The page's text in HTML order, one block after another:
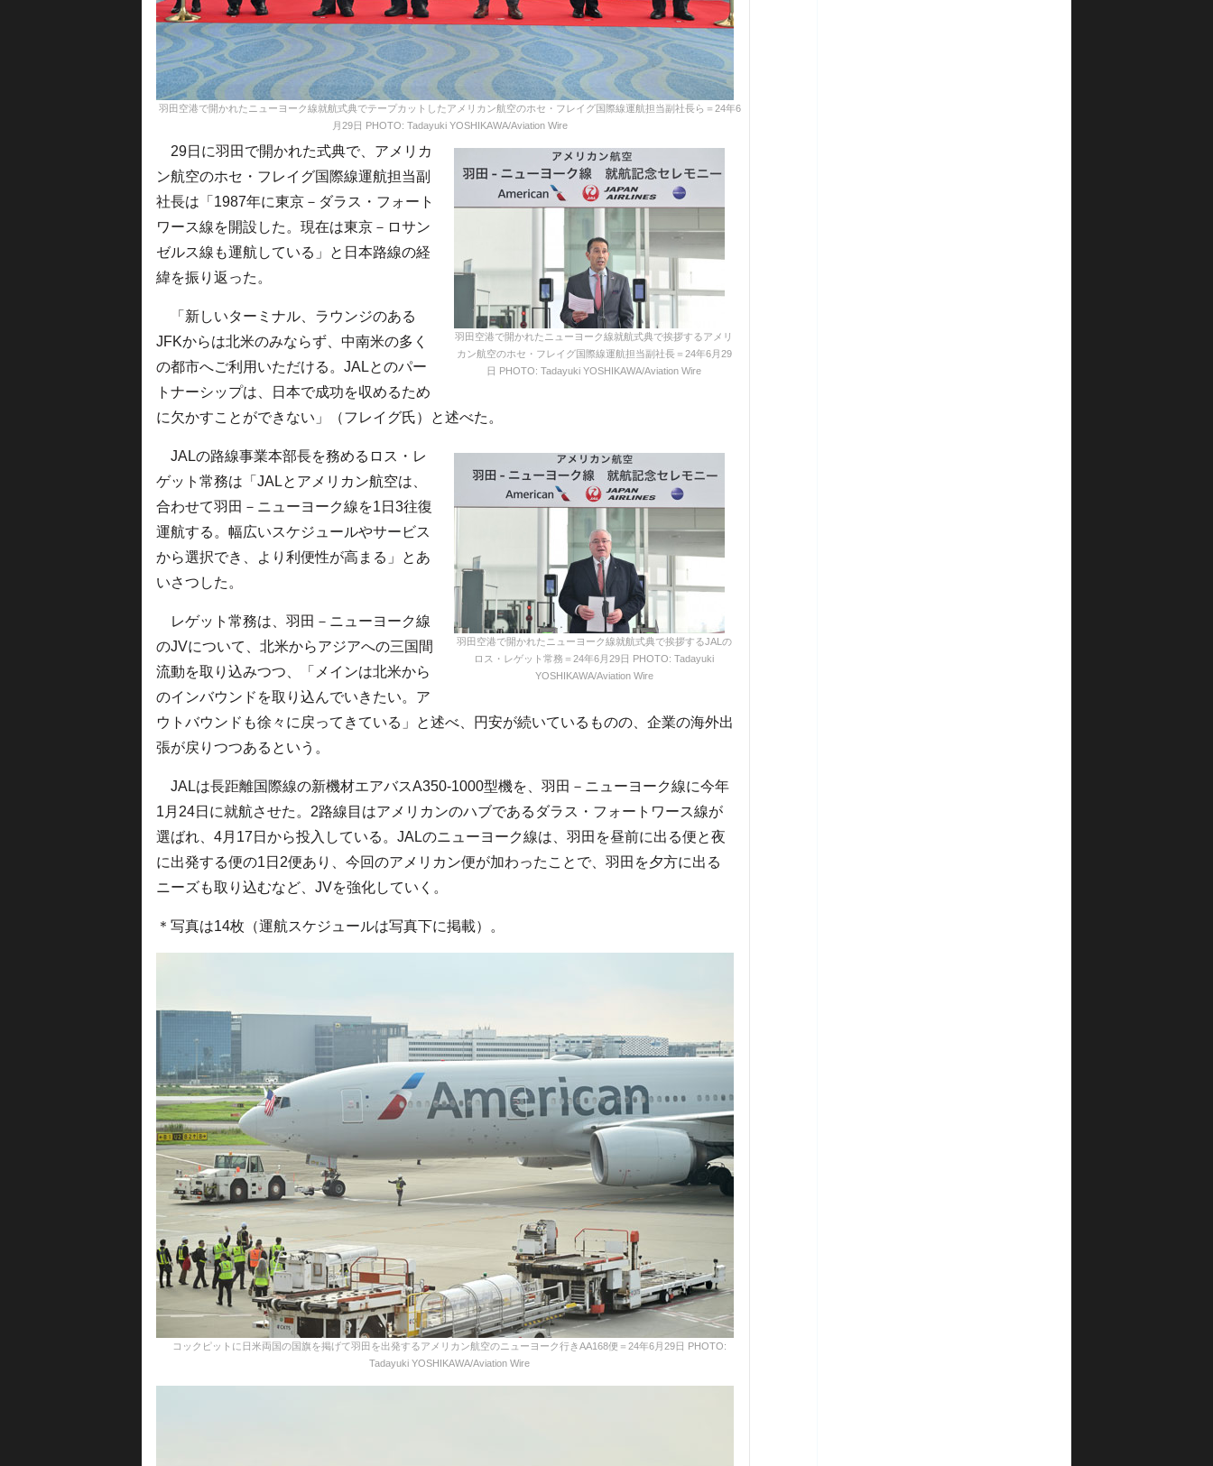
羽田空港で開かれたニューヨーク線就航式典でテープカットしたアメリカン航空のホセ・フレイグ国際線運航担当副社長ら＝24年6
月29日 PHOTO: Tadayuki YOSHIKAWA/Aviation Wire
羽田空港で開かれたニューヨーク線就航式典で挨拶するアメリ
カン航空のホセ・フレイグ国際線運航担当副社長＝24年6月29
日 PHOTO: Tadayuki YOSHIKAWA/Aviation Wire
29日に羽田で開かれた式典で、アメリカ
ン航空のホセ・フレイグ国際線運航担当副
社長は「1987年に東京－ダラス・フォート
ワース線を開設した。現在は東京－ロサン
ゼルス線も運航している」と日本路線の経
緯を振り返った。
「新しいターミナル、ラウンジのある
JFKからは北米のみならず、中南米の多く
の都市へご利用いただける。JALとのパー
トナーシップは、日本で成功を収めるため
に欠かすことができない」（フレイグ氏）と述べた。
羽田空港で開かれたニューヨーク線就航式典で挨拶するJALの
ロス・レゲット常務＝24年6月29日 PHOTO: Tadayuki
YOSHIKAWA/Aviation Wire
JALの路線事業本部長を務めるロス・レ
ゲット常務は「JALとアメリカン航空は、
合わせて羽田－ニューヨーク線を1日3往復
運航する。幅広いスケジュールやサービス
から選択でき、より利便性が高まる」とあ
いさつした。
レゲット常務は、羽田－ニューヨーク線
のJVについて、北米からアジアへの三国間
流動を取り込みつつ、「メインは北米から
のインバウンドを取り込んでいきたい。ア
ウトバウンドも徐々に戻ってきている」と述べ、円安が続いているものの、企業の海外出
張が戻りつつあるという。
JALは長距離国際線の新機材エアバスA350-1000型機を、羽田－ニューヨーク線に今年
1月24日に就航させた。2路線目はアメリカンのハブであるダラス・フォートワース線が
選ばれ、4月17日から投入している。JALのニューヨーク線は、羽田を昼前に出る便と夜
に出発する便の1日2便あり、今回のアメリカン便が加わったことで、羽田を夕方に出る
ニーズも取り込むなど、JVを強化していく。
＊写真は14枚（運航スケジュールは写真下に掲載）。
コックピットに日米両国の国旗を掲げて羽田を出発するアメリカン航空のニューヨーク行きAA168便＝24年6月29日 PHOTO:
Tadayuki YOSHIKAWA/Aviation Wire